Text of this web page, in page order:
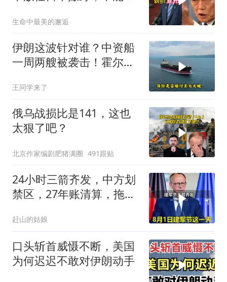
生命中最美的邂逅
伊朗这波针对谁？中资船
一周两艘被袭击！霍尔木
彻底破灭！
王同学来了
俄乌战损比是141，这也
太狠了吧？
北京作家编剧肥猪满圈 491跟贴
24小时三箭齐发，中方划
禁区，27年账清算，拖船
赶山的姑娘
口头斩首威慑不断，美国
为何迟迟不敢对伊朗动手